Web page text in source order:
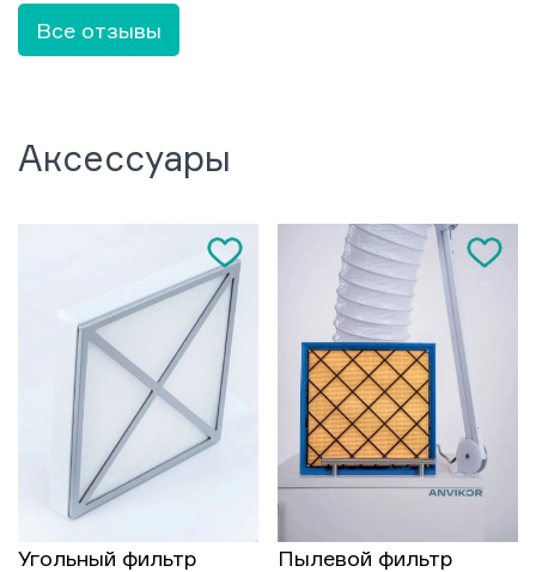
Все отзывы
Аксессуары
Угольный фильтр Пылевой фильтр